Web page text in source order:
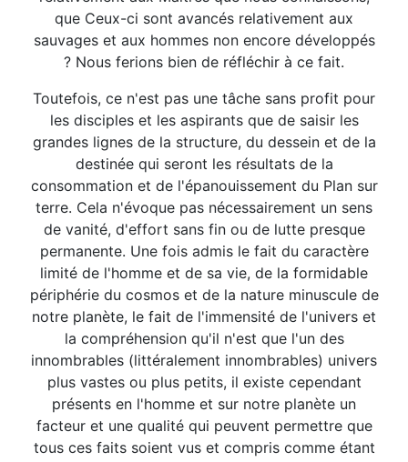
que Ceux-ci sont avancés relativement aux
sauvages et aux hommes non encore développés
? Nous ferions bien de réfléchir à ce fait.
Toutefois, ce n'est pas une tâche sans profit pour
les disciples et les aspirants que de saisir les
grandes lignes de la structure, du dessein et de la
destinée qui seront les résultats de la
consommation et de l'épanouissement du Plan sur
terre. Cela n'évoque pas nécessairement un sens
de vanité, d'effort sans fin ou de lutte presque
permanente. Une fois admis le fait du caractère
limité de l'homme et de sa vie, de la formidable
périphérie du cosmos et de la nature minuscule de
notre planète, le fait de l'immensité de l'univers et
la compréhension qu'il n'est que l'un des
innombrables (littéralement innombrables) univers
plus vastes ou plus petits, il existe cependant
présents en l'homme et sur notre planète un
facteur et une qualité qui peuvent permettre que
tous ces faits soient vus et compris comme étant